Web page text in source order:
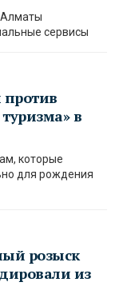
Алматы
сервисы
в
которые
для рождения
розыск
из